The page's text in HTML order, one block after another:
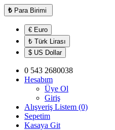
₺ Para Birimi
€ Euro
₺ Türk Lirası
$ US Dollar
0 543 2680038
Hesabım
Üye Ol
Giriş
Alışveriş Listem (0)
Sepetim
Kasaya Git